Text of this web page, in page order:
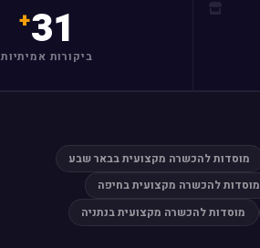
31
ביקורות אמיתיות
מוסדות להכשרה מקצועית בבאר שבע
מוסדות להכשרה מקצועית בחיפה
מוסדות להכשרה מקצועית בנתניה